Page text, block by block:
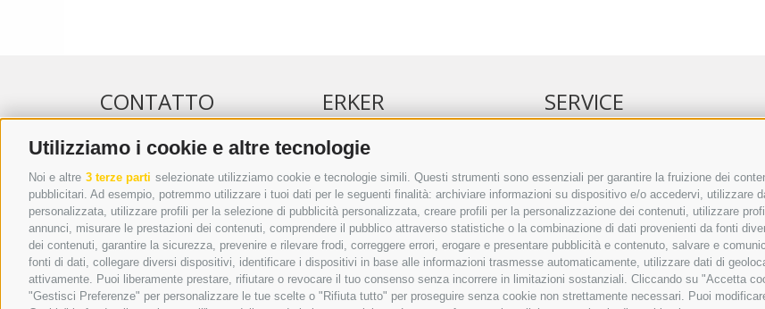
Utilizziamo i cookie e altre tecnologie
Noi e altre 3 terze parti selezionate utilizziamo cookie e tecnologie simili. Questi strumenti sono essenziali per garantire la fruizione dei
pubblicitari. Ad esempio, potremmo utilizzare i tuoi dati per le seguenti finalità: archiviare informazioni su dispositivo e/o accedervi, utilizzare
personalizzata, utilizzare profili per la selezione di pubblicità personalizzata, creare profili per la personalizzazione dei contenuti, utilizzare
annunci, misurare le prestazioni dei contenuti, comprendere il pubblico attraverso statistiche o la combinazione di dati provenienti da fonti
dei contenuti, garantire la sicurezza, prevenire e rilevare frodi, correggere errori, erogare e presentare pubblicità e contenuto, salvare e
fonti di dati, collegare diversi dispositivi, identificare i dispositivi in base alle informazioni trasmesse automaticamente, utilizzare dati di
attivamente. Puoi liberamente prestare, rifiutare o revocare il tuo consenso senza incorrere in limitazioni sostanziali. Cliccando su "Accetta
"Gestisci Preferenze" per personalizzare le tue scelte o "Rifiuta tutto" per proseguire senza cookie non strettamente necessari. Puoi
CONTATTO
WIPP-MEDIA GMBH
DER ERKER
CITTÀ NUOVA 20A
I-39049 VIPITENO
TEL.: +39 0472 766876
GRAFIK@DERERKER.IT
INFO@DERERKER.IT
ERKER
PUBBLICITÀ NELL’ERKER
PUBBLICITÀ ONLINE
ADDEBITO DIRETTO SEPA
REGOLAMENTO COMMENTI
ONLINE VOTING
SERVICE
ANNUNCI
LINK UTILI
METEO
WEBCAM
VIDEO
NECROLOGI